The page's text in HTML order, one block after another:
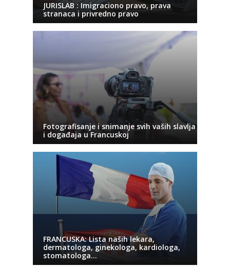
JURISLAB : Imigraciono pravo, prava
stranaca i privredno pravo
Fotografisanje i snimanje svih vaših slavlja
i događaja u Francuskoj
FRANCUSKA: Lista naših lekara,
dermatologa, ginekologa, kardiologa,
stomatologa…